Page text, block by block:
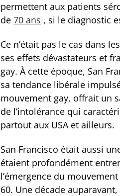
permettent aux patients
de 70 ans , si le diagnostic
Ce n’était pas le cas dans
ses effets dévastateurs et
gay. À cette époque, San
sa tendance libérale
mouvement gay, offrait un
de l’intolérance qui
partout aux USA et ailleurs.
San Francisco était aussi
étaient profondément
l’émergence du
60. Une décade